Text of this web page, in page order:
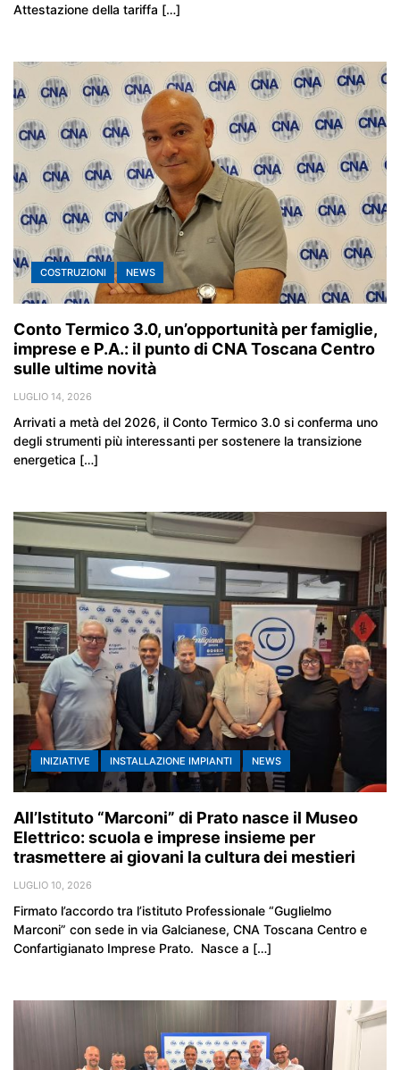
Attestazione della tariffa […]
COSTRUZIONI NEWS
Conto Termico 3.0, un’opportunità per famiglie,
imprese e P.A.: il punto di CNA Toscana Centro
sulle ultime novità
LUGLIO 14, 2026
Arrivati a metà del 2026, il Conto Termico 3.0 si conferma uno
degli strumenti più interessanti per sostenere la transizione
energetica […]
INIZIATIVE INSTALLAZIONE IMPIANTI NEWS
All’Istituto “Marconi” di Prato nasce il Museo
Elettrico: scuola e imprese insieme per
trasmettere ai giovani la cultura dei mestieri
LUGLIO 10, 2026
Firmato l’accordo tra l’istituto Professionale “Guglielmo
Marconi” con sede in via Galcianese, CNA Toscana Centro e
Confartigianato Imprese Prato. Nasce a […]